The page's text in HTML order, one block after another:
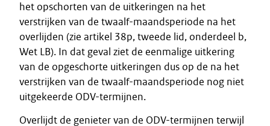
het opschorten van de uitkeringen na het
verstrijken van de twaalf-maandsperiode na het
overlijden (zie artikel 38p, tweede lid, onderdeel b,
Wet LB). In dat geval ziet de eenmalige uitkering
van de opgeschorte uitkeringen dus op de na het
verstrijken van de twaalf-maandsperiode nog niet
uitgekeerde ODV-termijnen.
Overlijdt de genieter van de ODV-termijnen terwijl